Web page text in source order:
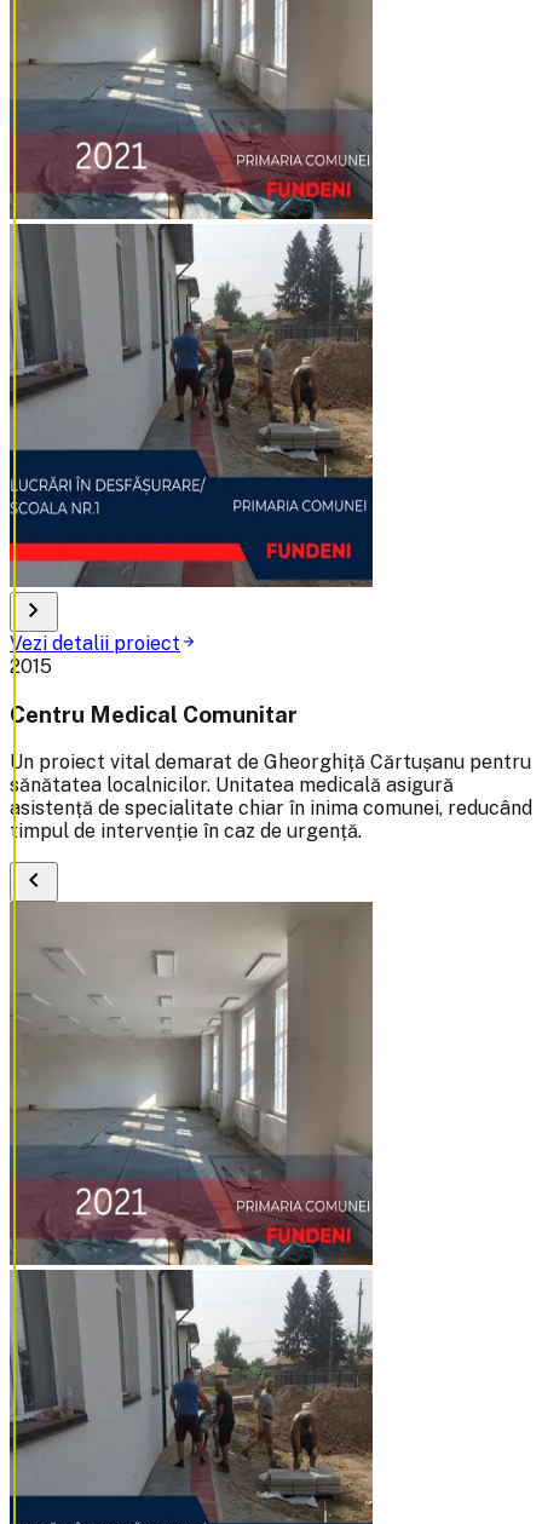
chevron_right
Vezi detalii proiectarrow_forward
2015
Centru Medical Comunitar
Un proiect vital demarat de Gheorghiță Cărtușanu pentru
sănătatea localnicilor. Unitatea medicală asigură
asistență de specialitate chiar în inima comunei, reducând
timpul de intervenție în caz de urgență.
chevron_left